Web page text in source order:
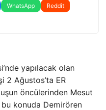
WhatsApp
Reddit
yapılacak olan
2 Ağustos’ta ER
öncülerinden Mesut
bu konuda Demirören